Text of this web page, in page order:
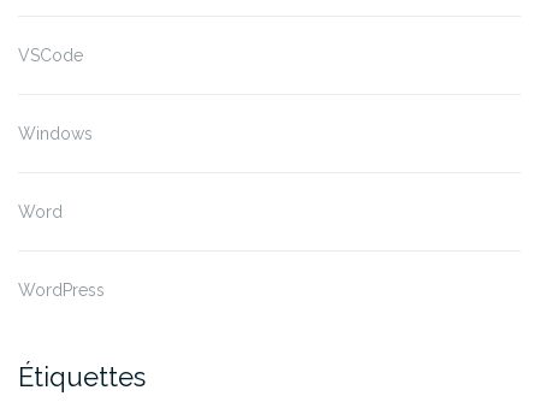
VSCode
Windows
Word
WordPress
Étiquettes